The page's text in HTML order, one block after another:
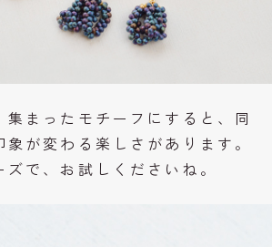
まったモチーフにすると、同
象が変わる楽しさがあります。
で、お試しくださいね。